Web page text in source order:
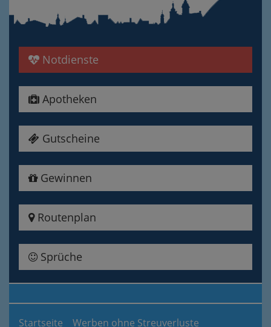
Notdienste
Apotheken
Gutscheine
Gewinnen
Routenplan
Sprüche
Startseite Werben ohne Streuverluste